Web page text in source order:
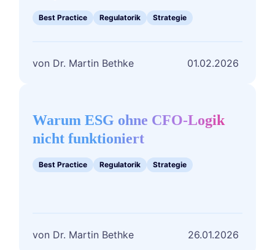
ROI
das
Best Practice Regulatorik Strategie
01.02.2026
Dr. Martin Bethke
ohne
CFO-
Logik
nicht
funktioniert
Best Practice Regulatorik Strategie
26.01.2026
Warum ESG ohne CFO-Logik
nicht funktioniert
Dr. Martin Bethke